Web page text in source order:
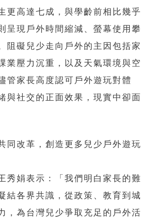
更高達七成，與學齡前相比幾乎
呈現戶外時間縮減、螢幕使用攀
阻礙兒少走向戶外的主因包括家
業壓力沉重，以及天氣環境與空
管家長高度認可戶外遊玩對體
與社交的正面效果，現實中卻面
同改革，創造更多兒少戶外遊玩
秀娟表示：「我們明白家長的難
結各界共識，從政策、教育到城
，為台灣兒少爭取充足的戶外活